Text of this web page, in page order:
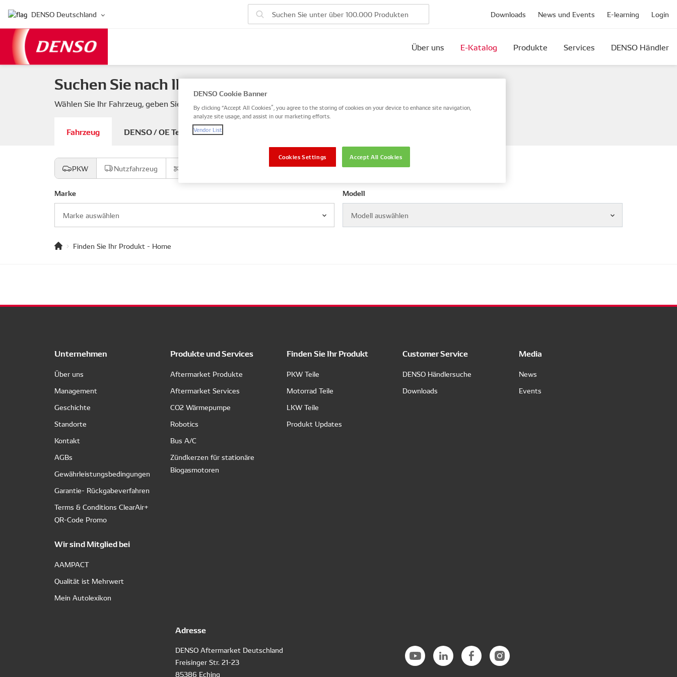
DENSO Deutschland Downloads News und Events E-learning Login
Über uns E-Katalog Produkte Services DENSO Händler
Suchen Sie nach Ihren Fahrzeugteilen
Wählen Sie Ihr Fahrzeug, geben Sie eine DENSO- oder OE-Teilenummer ein oder suchen Sie nach VIN / Rahmennummer.
Fahrzeug DENSO / OE Teilenummer
PKW Nutzfahrzeug
Marke
Marke auswählen
Modell
Modell auswählen
Finden Sie Ihr Produkt - Home
Unternehmen
Über uns
Management
Geschichte
Standorte
Kontakt
AGBs
Gewährleistungsbedingungen
Garantie- Rückgabeverfahren
Terms & Conditions ClearAir+
QR-Code Promo
Produkte und Services
Aftermarket Produkte
Aftermarket Services
CO2 Wärmepumpe
Robotics
Bus A/C
Zündkerzen für stationäre
Biogasmotoren
Finden Sie Ihr Produkt
PKW Teile
Motorrad Teile
LKW Teile
Produkt Updates
Customer Service
DENSO Händlersuche
Downloads
Media
News
Events
Wir sind Mitglied bei
AAMPACT
Qualität ist Mehrwert
Mein Autolexikon
Adresse
DENSO Aftermarket Deutschland
Freisinger Str. 21-23
85386 Eching
DENSO Cookie Banner
By clicking “Accept All Cookies”, you agree to the storing of cookies on your device to enhance site navigation,
analyze site usage, and assist in our marketing efforts.
Vendor List
Accept All Cookies
Cookies Settings